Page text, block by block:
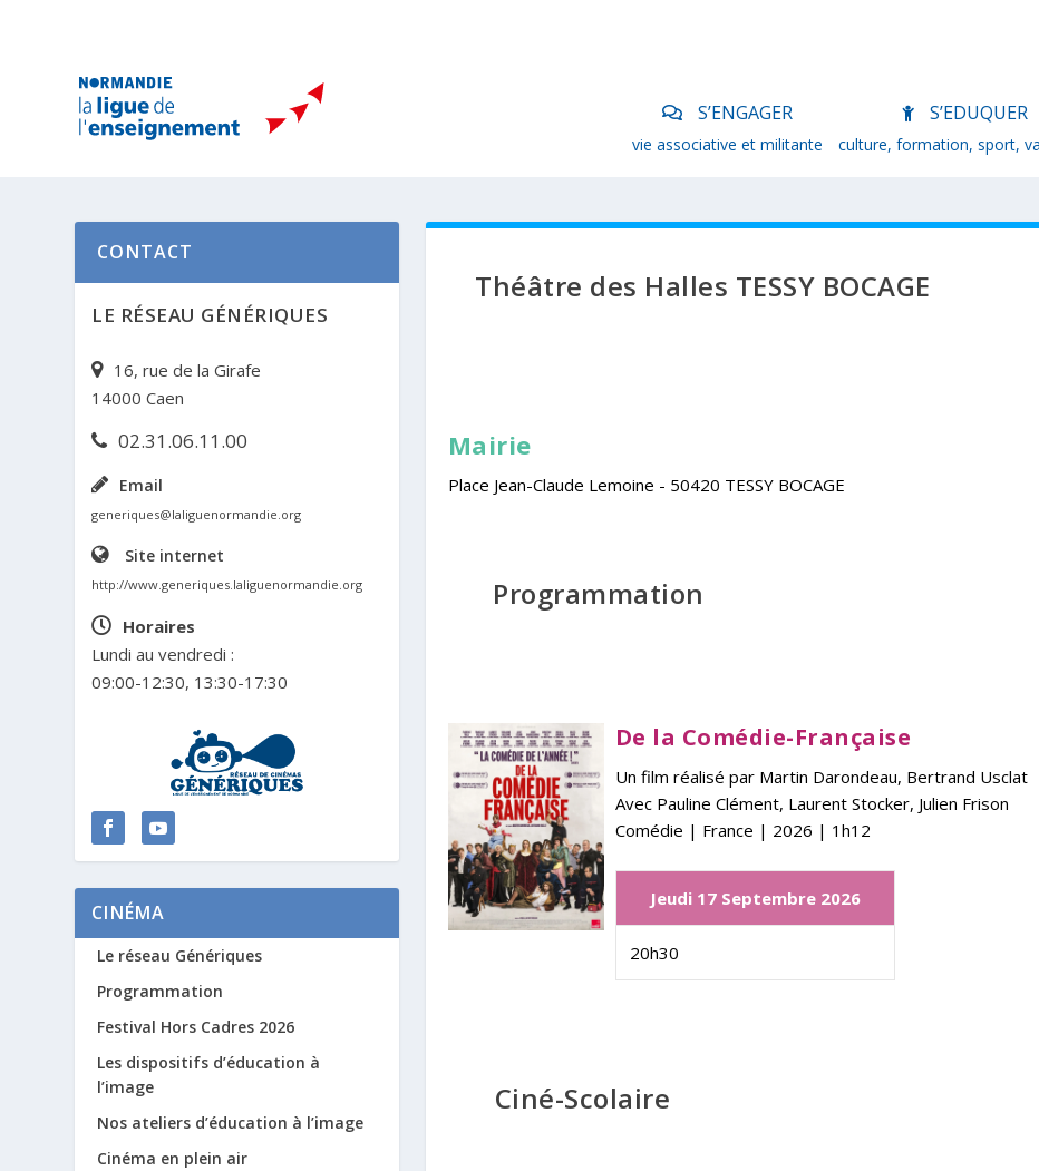
S’ENGAGER
vie associative et militante
S’EDUQUER
culture, formation, sport,
Théâtre des Halles TESSY BOCAGE
Mairie
Place Jean-Claude Lemoine - 50420 TESSY BOCAGE
Programmation
De la Comédie-Française
Un film réalisé par Martin Darondeau, Bertrand Usclat
Avec Pauline Clément, Laurent Stocker, Julien Frison
Comédie | France | 2026 | 1h12
Jeudi 17 Septembre 2026
20h30
Ciné-Scolaire
CONTACT
LE RÉSEAU GÉNÉRIQUES
16, rue de la Girafe
14000 Caen
02.31.06.11.00
Email
generiques@laliguenormandie.org
Site internet
http://www.generiques.laliguenormandie.org
Horaires
Lundi au vendredi :
09:00-12:30, 13:30-17:30
CINÉMA
Le réseau Génériques
Programmation
Festival Hors Cadres 2026
Les dispositifs d’éducation à
l’image
Nos ateliers d’éducation à l’image
Cinéma en plein air